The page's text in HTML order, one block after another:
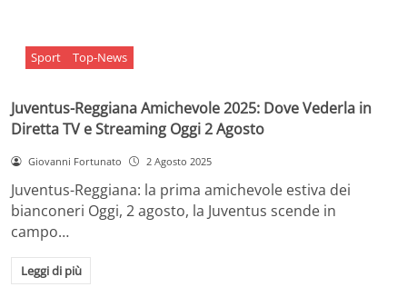
Sport Top-News
Juventus-Reggiana Amichevole 2025: Dove Vederla in
Diretta TV e Streaming Oggi 2 Agosto
Giovanni Fortunato 2 Agosto 2025
Juventus-Reggiana: la prima amichevole estiva dei
bianconeri Oggi, 2 agosto, la Juventus scende in
campo…
Leggi di più